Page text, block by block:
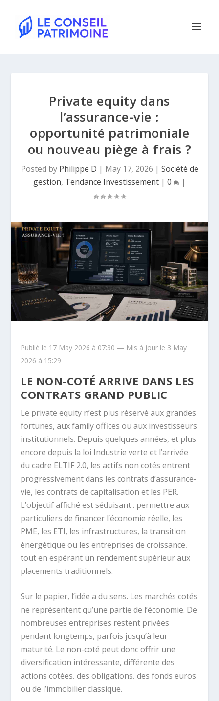
Private equity dans
l’assurance-vie :
opportunité patrimoniale
ou nouveau piège à frais ?
Posted by Philippe D | May 17, 2026 | Société de
gestion, Tendance Investissement | 0 |
Publié le 17 May 2026 à 07:30 — Mis à jour le 3 May
2026 à 15:29
LE NON-COTÉ ARRIVE DANS LES
CONTRATS GRAND PUBLIC
Le private equity n’est plus réservé aux grandes
fortunes, aux family offices ou aux investisseurs
institutionnels. Depuis quelques années, et plus
encore depuis la loi Industrie verte et l’arrivée
du cadre ELTIF 2.0, les actifs non cotés entrent
progressivement dans les contrats d’assurance-
vie, les contrats de capitalisation et les PER.
L’objectif affiché est séduisant : permettre aux
particuliers de financer l’économie réelle, les
PME, les ETI, les infrastructures, la transition
énergétique ou les entreprises de croissance,
tout en espérant un rendement supérieur aux
placements traditionnels.
Sur le papier, l’idée a du sens. Les marchés cotés
ne représentent qu’une partie de l’économie. De
nombreuses entreprises restent privées
pendant longtemps, parfois jusqu’à leur
maturité. Le non-coté peut donc offrir une
diversification intéressante, différente des
actions cotées, des obligations, des fonds euros
ou de l’immobilier classique.